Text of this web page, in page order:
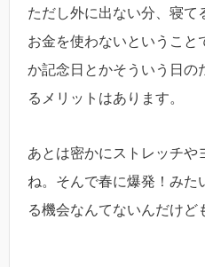
ただし外に出ない分、寝て
お金を使わないということ
か記念日とかそういう日の
るメリットはあります。
あとは密かにストレッチや
ね。そんで春に爆発！みた
る機会なんてないんだけど